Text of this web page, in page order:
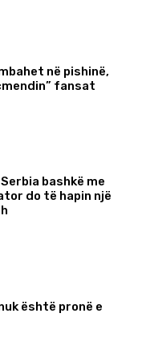
në pishinë,
fansat
bashkë me
do të hapin një
është pronë e